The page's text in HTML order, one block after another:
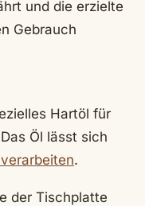
und die erzielte
Gebrauch
Hartöl für
Öl lässt sich
.
der Tischplatte